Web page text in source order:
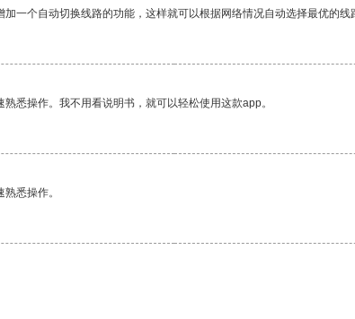
一个自动切换线路的功能，这样就可以根据网络情况自动选择最优的线
悉操作。我不用看说明书，就可以轻松使用这款app。
悉操作。